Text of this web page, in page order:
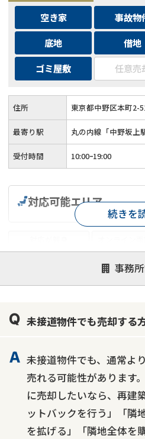
空き家 事故物
底地
借地
ゴミ屋敷
任意売
住所 東京都中野区本町2-
最寄り駅 丸の内線「中野坂上
受付時間 10:00ｰ19:00
事務
対応可能エリア
士業連携
続きを
未接道物件でも売却する
未接道物件でも、通常よ
売れる可能性があります
に売却したいなら、再建
ットバックを行う」「隣
を拡げる」「隣地全体を